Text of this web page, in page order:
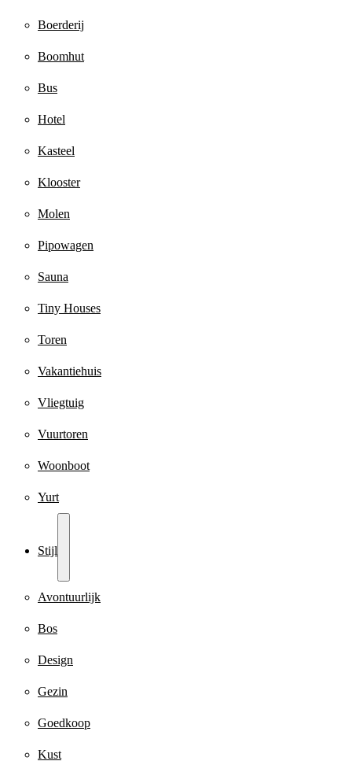
Boerderij
Boomhut
Bus
Hotel
Kasteel
Klooster
Molen
Pipowagen
Sauna
Tiny Houses
Toren
Vakantiehuis
Vliegtuig
Vuurtoren
Woonboot
Yurt
Stijl
Avontuurlijk
Bos
Design
Gezin
Goedkoop
Kust